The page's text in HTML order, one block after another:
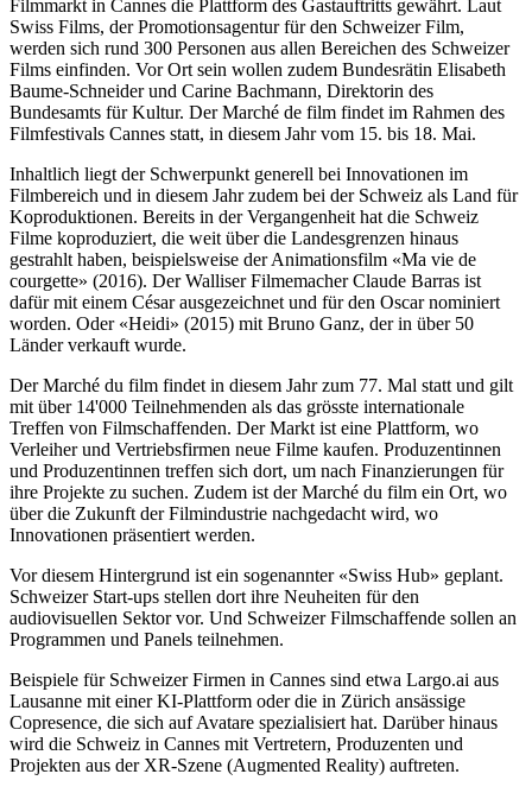
Filmmarkt in Cannes die Plattform des Gastauftritts gewährt. Laut
Swiss Films, der Promotionsagentur für den Schweizer Film,
werden sich rund 300 Personen aus allen Bereichen des Schweizer
Films einfinden. Vor Ort sein wollen zudem Bundesrätin Elisabeth
Baume-Schneider und Carine Bachmann, Direktorin des
Bundesamts für Kultur. Der Marché de film findet im Rahmen des
Filmfestivals Cannes statt, in diesem Jahr vom 15. bis 18. Mai.
Inhaltlich liegt der Schwerpunkt generell bei Innovationen im
Filmbereich und in diesem Jahr zudem bei der Schweiz als Land für
Koproduktionen. Bereits in der Vergangenheit hat die Schweiz
Filme koproduziert, die weit über die Landesgrenzen hinaus
gestrahlt haben, beispielsweise der Animationsfilm «Ma vie de
courgette» (2016). Der Walliser Filmemacher Claude Barras ist
dafür mit einem César ausgezeichnet und für den Oscar nominiert
worden. Oder «Heidi» (2015) mit Bruno Ganz, der in über 50
Länder verkauft wurde.
Der Marché du film findet in diesem Jahr zum 77. Mal statt und gilt
mit über 14'000 Teilnehmenden als das grösste internationale
Treffen von Filmschaffenden. Der Markt ist eine Plattform, wo
Verleiher und Vertriebsfirmen neue Filme kaufen. Produzentinnen
und Produzentinnen treffen sich dort, um nach Finanzierungen für
ihre Projekte zu suchen. Zudem ist der Marché du film ein Ort, wo
über die Zukunft der Filmindustrie nachgedacht wird, wo
Innovationen präsentiert werden.
Vor diesem Hintergrund ist ein sogenannter «Swiss Hub» geplant.
Schweizer Start-ups stellen dort ihre Neuheiten für den
audiovisuellen Sektor vor. Und Schweizer Filmschaffende sollen an
Programmen und Panels teilnehmen.
Beispiele für Schweizer Firmen in Cannes sind etwa Largo.ai aus
Lausanne mit einer KI-Plattform oder die in Zürich ansässige
Copresence, die sich auf Avatare spezialisiert hat. Darüber hinaus
wird die Schweiz in Cannes mit Vertretern, Produzenten und
Projekten aus der XR-Szene (Augmented Reality) auftreten.